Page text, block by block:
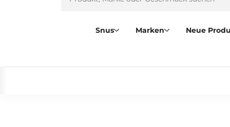
Snus Marken Neue